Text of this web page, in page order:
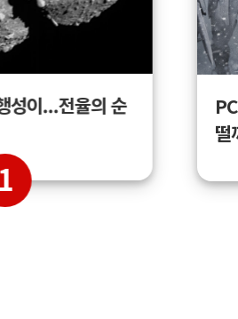
성이...전율의 순
1
떨